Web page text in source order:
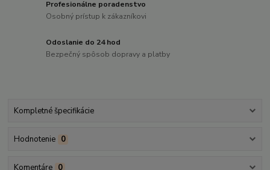
Profesionálne poradenstvo
Osobný prístup k zákazníkovi
Odoslanie do 24 hod
Bezpečný spôsob dopravy a platby
Kompletné špecifikácie
Hodnotenie 0